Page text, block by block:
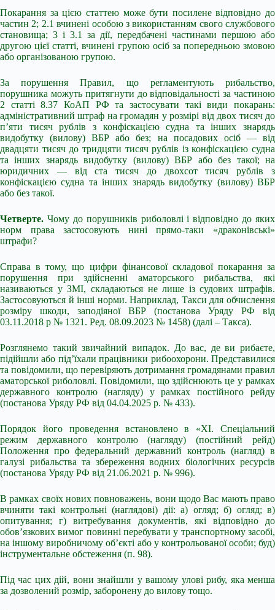
Покарання за цією статтею може бути посилене відповідно до
частин 2; 2.1 вчинені особою з використанням свого службового
становища; 3 і 3.1 за дії, передбачені частинами першою або
другою цієї статті, вчинені групою осіб за попередньою змовою
або організованою групою.
За порушення Правил, що регламентують рибальство,
порушника можуть притягнути до відповідальності за частиною
2 статті 8.37 КоАП РФ та застосувати такі види покарань:
адміністративний штраф на громадян у розмірі від двох тисяч до
п’яти тисяч рублів з конфіскацією судна та інших знарядь
видобутку (вилову) ВБР або без; на посадових осіб — від
двадцяти тисяч до тридцяти тисяч рублів із конфіскацією судна
та інших знарядь видобутку (вилову) ВБР або без такої; на
юридичних — від ста тисяч до двохсот тисяч рублів з
конфіскацією судна та інших знарядь видобутку (вилову) ВБР
або без такої.
Четверте. Чому до порушників риболовлі і відповідно до яких
норм права застосовують нині прямо-таки «драконівські»
штрафи?
Справа в тому, що цифри фінансової складової покарання за
порушення при здійсненні аматорського рибальства, які
називаються у ЗМІ, складаються не лише із судових штрафів.
Застосовуються й інші норми. Наприклад, Такси для обчислення
розміру шкоди, заподіяної ВБР (постанова Уряду РФ від
03.11.2018 р № 1321. Ред. 08.09.2023 № 1458) (далі – Такса).
Розглянемо такий звичайний випадок. До вас, де ви рибаєте,
підійшли або під’їхали працівники рибоохорони. Представилися
та повідомили, що перевіряють дотримання громадянами правил
аматорської риболовлі. Повідомили, що здійснюють це у рамках
державного контролю (нагляду) у рамках постійного рейду
(постанова Уряду РФ від 04.04.2025 р. № 433).
Порядок його проведення встановлено в «XI. Спеціальний
режим державного контролю (нагляду) (постійний рейд)
Положення про федеральний державний контроль (нагляд) в
галузі рибальства та збереження водних біологічних ресурсів
(постанова Уряду РФ від 21.06.2021 р. № 996).
В рамках своїх нових повноважень, вони щодо Вас мають право
вчиняти такі контрольні (наглядові) дії: а) огляд; б) огляд; в)
опитування; г) витребування документів, які відповідно до
обов’язкових вимог повинні перебувати у транспортному засобі,
на іншому виробничому об’єкті або у контрольованої особи; буд)
інструментальне обстеження (п. 98).
Під час цих дій, вони знайшли у вашому улові рибу, яка менша
за дозволений розмір, заборонену до вилову тощо.